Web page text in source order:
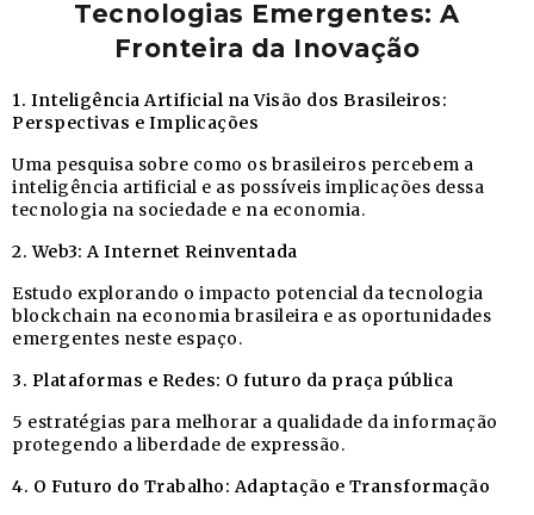
Tecnologias Emergentes: A
Fronteira da Inovação
1. Inteligência Artificial na Visão dos Brasileiros:
Perspectivas e Implicações
Uma pesquisa sobre como os brasileiros percebem a
inteligência artificial e as possíveis implicações dessa
tecnologia na sociedade e na economia.
2. Web3: A Internet Reinventada
Estudo explorando o impacto potencial da tecnologia
blockchain na economia brasileira e as oportunidades
emergentes neste espaço.
3. Plataformas e Redes: O futuro da praça pública
5 estratégias para melhorar a qualidade da informação
protegendo a liberdade de expressão.
4. O Futuro do Trabalho: Adaptação e Transformação